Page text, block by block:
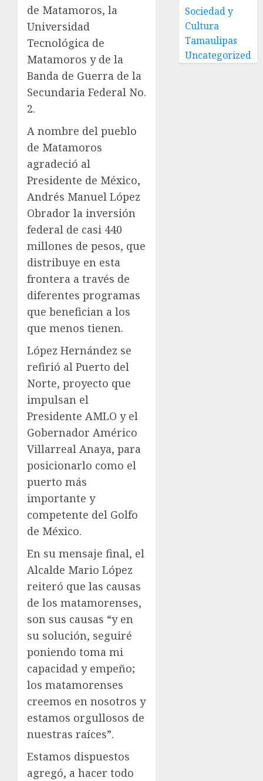
de Matamoros, la
Universidad
Tecnológica de
Matamoros y de la
Banda de Guerra de la
Secundaria Federal No.
2.
A nombre del pueblo
de Matamoros
agradeció al
Presidente de México,
Andrés Manuel López
Obrador la inversión
federal de casi 440
millones de pesos, que
distribuye en esta
frontera a través de
diferentes programas
que benefician a los
que menos tienen.
López Hernández se
refirió al Puerto del
Norte, proyecto que
impulsan el
Presidente AMLO y el
Gobernador Américo
Villarreal Anaya, para
posicionarlo como el
puerto más
importante y
competente del Golfo
de México.
En su mensaje final, el
Alcalde Mario López
reiteró que las causas
de los matamorenses,
son sus causas “y en
su solución, seguiré
poniendo toma mi
capacidad y empeño;
los matamorenses
creemos en nosotros y
estamos orgullosos de
nuestras raíces”.
Estamos dispuestos
agregó, a hacer todo
Sociedad y
Cultura
Tamaulipas
Uncategorized